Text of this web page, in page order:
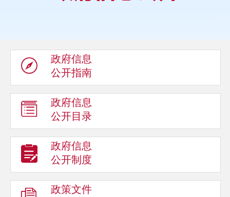
政府信息
公开指南
政府信息
公开目录
政府信息
公开制度
政策文件